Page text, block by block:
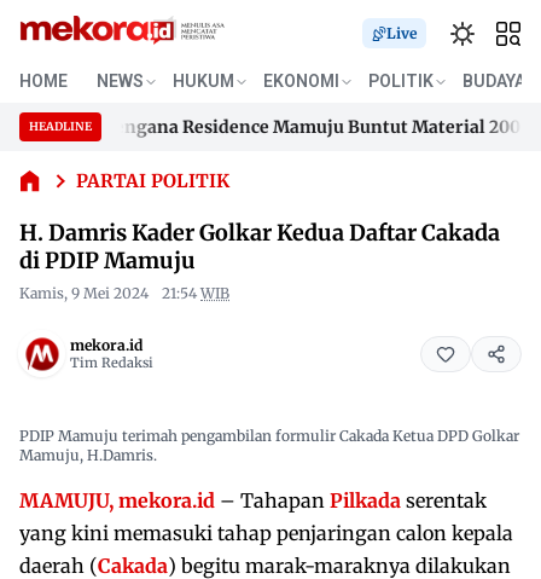
Live
HOME NEWS HUKUM EKONOMI POLITIK BUDAYA
HEADLINE
Samusengana Residence Mamuju Buntut Material 200 Juta
Samusengana Residence Mamuju Buntut Material 200 Juta
PARTAI POLITIK
H.
Kader
Kedua
Cakada
di PDIP
H. Damris Kader Golkar Kedua Daftar Cakada
di PDIP Mamuju
Kamis, 9 Mei 2024 21:54 WIB
mekora.id
Tim Redaksi
PDIP Mamuju terimah pengambilan formulir Cakada Ketua DPD Golkar
Mamuju, H.Damris.
MAMUJU, mekora.id – Tahapan Pilkada serentak
yang kini memasuki tahap penjaringan calon kepala
daerah (Cakada) begitu marak-maraknya dilakukan